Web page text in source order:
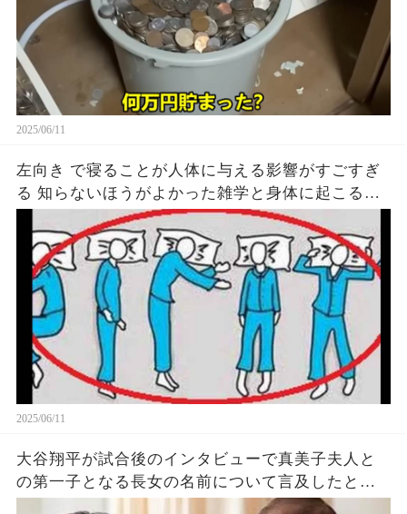
2025/06/11
左向き で寝ることが人体に与える影響がすごすぎ
る 知らないほうがよかった雑学と身体に起こる現
象がヤバい… 驚くべき 大人の 面白いけど知ると後
悔
2025/06/11
大谷翔平が試合後のインタビューで真美子夫人と
の第一子となる長女の名前について言及したと話
題に！山本由伸や佐々木朗希は知ってそう！